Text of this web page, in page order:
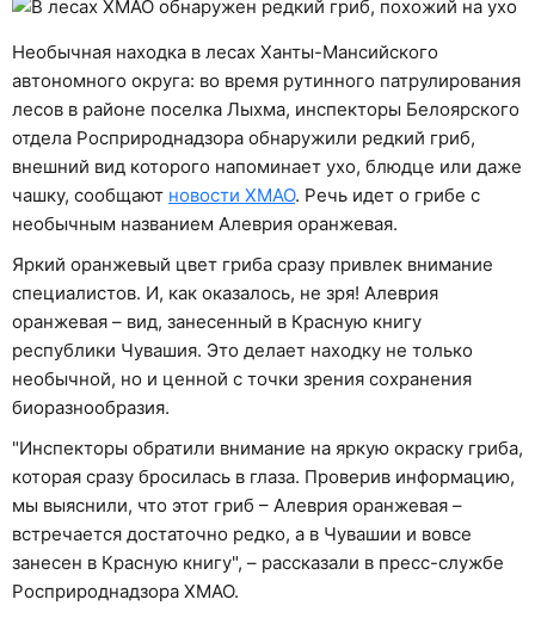
Жизнь
Экономика
Общество
Рассказать новость
Необычная находка в лесах Ханты-Мансийского
автономного округа: во время рутинного патрулирования
лесов в районе поселка Лыхма, инспекторы Белоярского
отдела Росприроднадзора обнаружили редкий гриб,
внешний вид которого напоминает ухо, блюдце или даже
чашку, сообщают новости ХМАО. Речь идет о грибе с
необычным названием Алеврия оранжевая.
Яркий оранжевый цвет гриба сразу привлек внимание
специалистов. И, как оказалось, не зря! Алеврия
оранжевая – вид, занесенный в Красную книгу
республики Чувашия. Это делает находку не только
необычной, но и ценной с точки зрения сохранения
биоразнообразия.
"Инспекторы обратили внимание на яркую окраску гриба,
которая сразу бросилась в глаза. Проверив информацию,
мы выяснили, что этот гриб – Алеврия оранжевая –
встречается достаточно редко, а в Чувашии и вовсе
занесен в Красную книгу", – рассказали в пресс-службе
Росприроднадзора ХМАО.